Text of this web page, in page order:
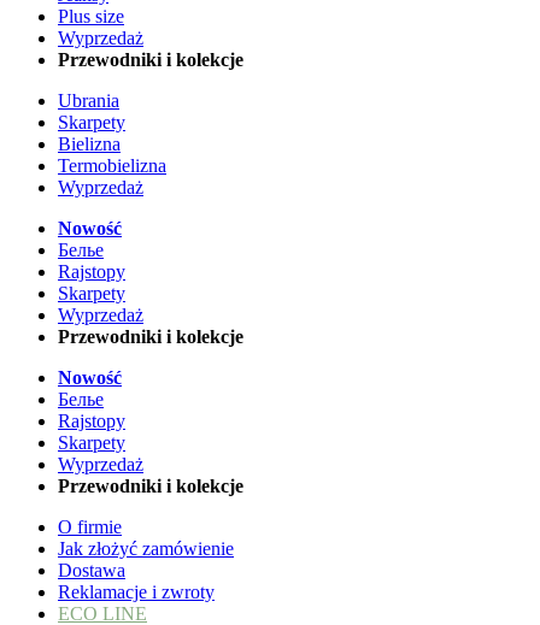
Plus size
Wyprzedaż
Przewodniki i kolekcje
Ubrania
Skarpety
Bielizna
Termobielizna
Wyprzedaż
Nowość
Белье
Rajstopy
Skarpety
Wyprzedaż
Przewodniki i kolekcje
Nowość
Белье
Rajstopy
Skarpety
Wyprzedaż
Przewodniki i kolekcje
O firmie
Jak złożyć zamówienie
Dostawa
Reklamacje i zwroty
ECO LINE